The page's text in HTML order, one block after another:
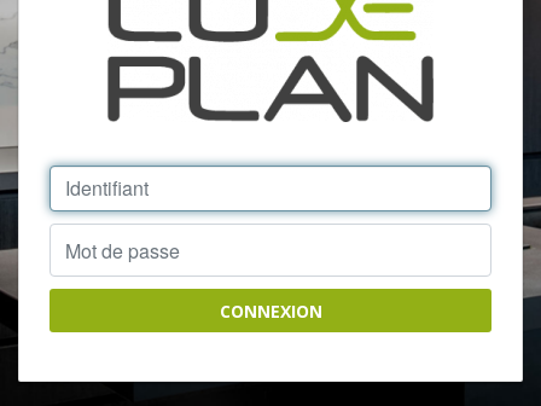
CONNEXION